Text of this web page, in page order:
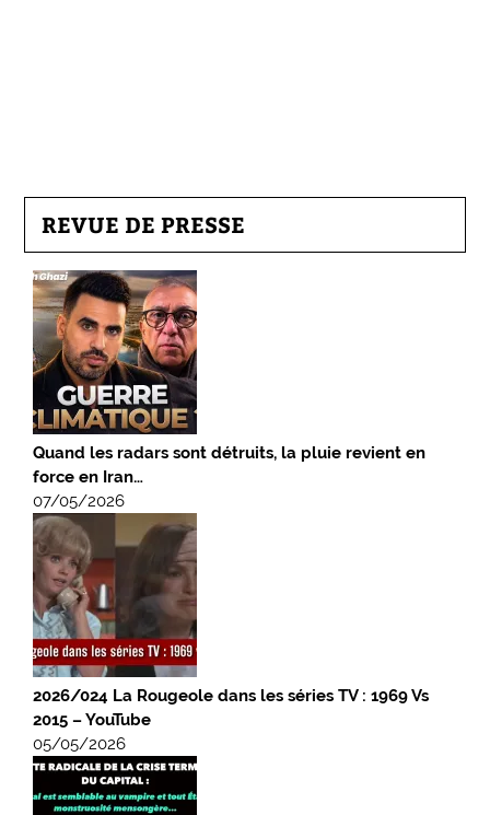
REVUE DE PRESSE
Quand les radars sont détruits, la pluie revient en
force en Iran…
07/05/2026
2026/024 La Rougeole dans les séries TV : 1969 Vs
2015 – YouTube
05/05/2026